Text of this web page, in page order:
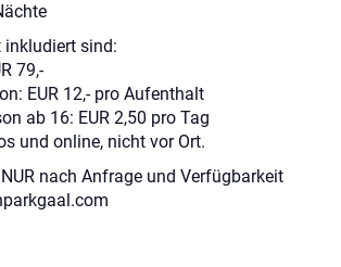
inkludiert sind:
79,-
EUR 12,- pro Aufenthalt
ab 16: EUR 2,50 pro Tag
und online, nicht vor Ort.
nach Anfrage und Verfügbarkeit